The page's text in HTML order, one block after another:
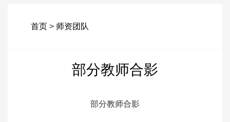
首页 > 师资团队
部分教师合影
部分教师合影